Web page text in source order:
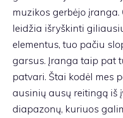
muzikos gerbėjo įranga.
leidžia išryškinti
elementus, tuo pačiu
garsus. Įranga taip pat
patvari. Štai kodėl mes
ausinių ausų reitingą iš
diapazonų, kuriuos